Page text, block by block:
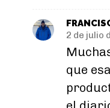
2 de julio
que